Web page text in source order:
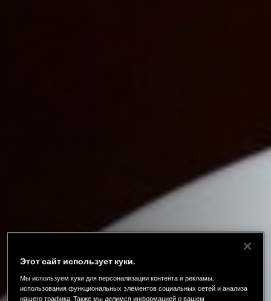
Этот сайт использует куки.
Мы используем куки для персонализации контента и рекламы,
использования функциональных элементов социальных сетей и анализа
нашего трафика. Также мы делимся информацией о вашем